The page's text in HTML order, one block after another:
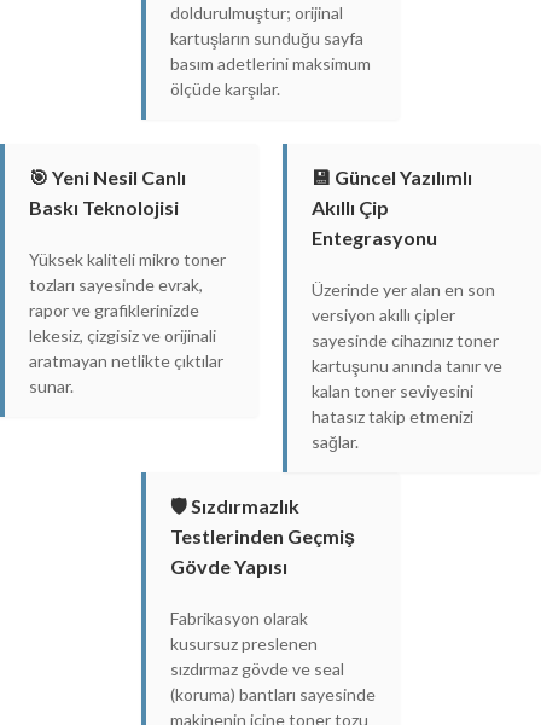
doldurulmuştur; orijinal
kartuşların sunduğu sayfa
basım adetlerini maksimum
ölçüde karşılar.
🎯 Yeni Nesil Canlı
Baskı Teknolojisi
Yüksek kaliteli mikro toner
tozları sayesinde evrak,
rapor ve grafiklerinizde
lekesiz, çizgisiz ve orijinali
aratmayan netlikte çıktılar
sunar.
💾 Güncel Yazılımlı
Akıllı Çip
Entegrasyonu
Üzerinde yer alan en son
versiyon akıllı çipler
sayesinde cihazınız toner
kartuşunu anında tanır ve
kalan toner seviyesini
hatasız takip etmenizi
sağlar.
🛡️ Sızdırmazlık
Testlerinden Geçmiş
Gövde Yapısı
Fabrikasyon olarak
kusursuz preslenen
sızdırmaz gövde ve seal
(koruma) bantları sayesinde
makinenin içine toner tozu